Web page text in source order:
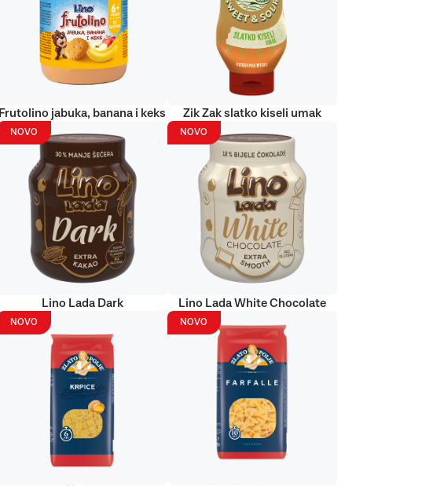
Frutolino jabuka, banana i keks Zik Zak slatko kiseli umak
NOVO
Lino Lada Dark
NOVO
Lino Lada White Chocolate
NOVO NOVO